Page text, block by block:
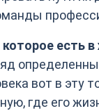
есть в
вот в эту
где его